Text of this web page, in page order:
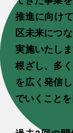
推進に向け
区未来につ
実施いたし
根ざし、多
を広く発信
でいくことを